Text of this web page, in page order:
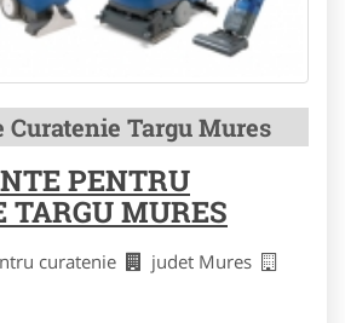
Targu Mures
PENTRU
TARGU MURES
curatenie
judet Mures